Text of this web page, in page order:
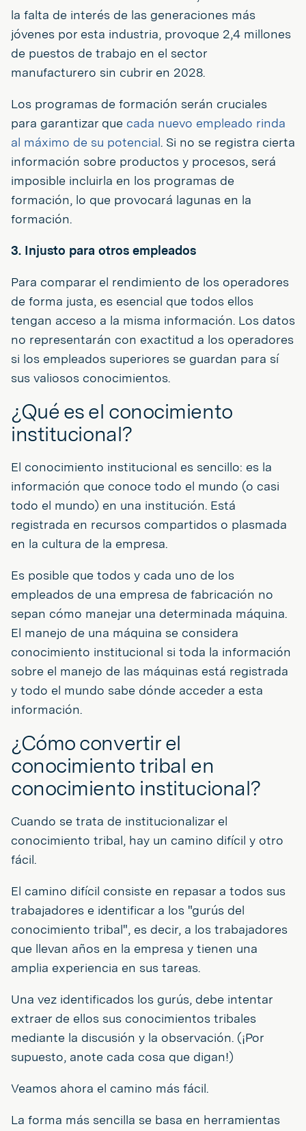
la falta de interés de las generaciones más
jóvenes por esta industria, provoque 2,4 millones
de puestos de trabajo en el sector
manufacturero sin cubrir en 2028.
Los programas de formación serán cruciales
para garantizar que cada nuevo empleado rinda
al máximo de su potencial. Si no se registra cierta
información sobre productos y procesos, será
imposible incluirla en los programas de
formación, lo que provocará lagunas en la
formación.
3. Injusto para otros empleados
Para comparar el rendimiento de los operadores
de forma justa, es esencial que todos ellos
tengan acceso a la misma información. Los datos
no representarán con exactitud a los operadores
si los empleados superiores se guardan para sí
sus valiosos conocimientos.
¿Qué es el conocimiento
institucional?
El conocimiento institucional es sencillo: es la
información que conoce todo el mundo (o casi
todo el mundo) en una institución. Está
registrada en recursos compartidos o plasmada
en la cultura de la empresa.
Es posible que todos y cada uno de los
empleados de una empresa de fabricación no
sepan cómo manejar una determinada máquina.
El manejo de una máquina se considera
conocimiento institucional si toda la información
sobre el manejo de las máquinas está registrada
y todo el mundo sabe dónde acceder a esta
información.
¿Cómo convertir el
conocimiento tribal en
conocimiento institucional?
Cuando se trata de institucionalizar el
conocimiento tribal, hay un camino difícil y otro
fácil.
El camino difícil consiste en repasar a todos sus
trabajadores e identificar a los "gurús del
conocimiento tribal", es decir, a los trabajadores
que llevan años en la empresa y tienen una
amplia experiencia en sus tareas.
Una vez identificados los gurús, debe intentar
extraer de ellos sus conocimientos tribales
mediante la discusión y la observación. (¡Por
supuesto, anote cada cosa que digan!)
Veamos ahora el camino más fácil.
La forma más sencilla se basa en herramientas